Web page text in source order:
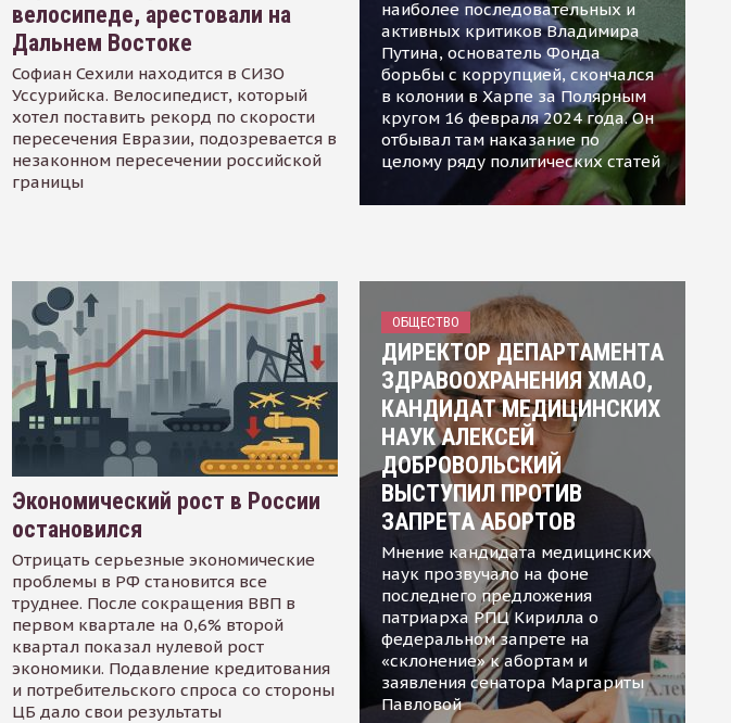
велосипеде, арестовали на
Дальнем Востоке
Софиан Сехили находится в СИЗО
Уссурийска. Велосипедист, который
хотел поставить рекорд по скорости
пересечения Евразии, подозревается в
незаконном пересечении российской
границы
наиболее последовательных и
активных критиков Владимира
Путина, основатель Фонда
борьбы с коррупцией, скончался
в колонии в Харпе за Полярным
кругом 16 февраля 2024 года. Он
отбывал там наказание по
целому ряду политических статей
Экономический рост в России
остановился
Отрицать серьезные экономические
проблемы в РФ становится все
труднее. После сокращения ВВП в
первом квартале на 0,6% второй
квартал показал нулевой рост
экономики. Подавление кредитования
и потребительского спроса со стороны
ЦБ дало свои результаты
ОБЩЕСТВО
ДИРЕКТОР ДЕПАРТАМЕНТА
ЗДРАВООХРАНЕНИЯ ХМАО,
КАНДИДАТ МЕДИЦИНСКИХ
НАУК АЛЕКСЕЙ
ДОБРОВОЛЬСКИЙ
ВЫСТУПИЛ ПРОТИВ
ЗАПРЕТА АБОРТОВ
Мнение кандидата медицинских
наук прозвучало на фоне
последнего предложения
патриарха РПЦ Кирилла о
федеральном запрете на
«склонение» к абортам и
заявления сенатора Маргариты
Павловой